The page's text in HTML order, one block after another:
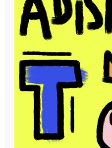
Morpions
Dimension 100 x 100 cm
NEWSLETTER